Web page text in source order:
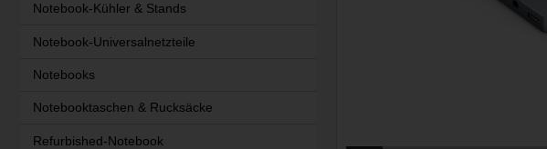
Notebook-Kühler & Stands
Notebook-Universalnetzteile
Notebooks
Notebooktaschen & Rucksäcke
Refurbished-Notebook